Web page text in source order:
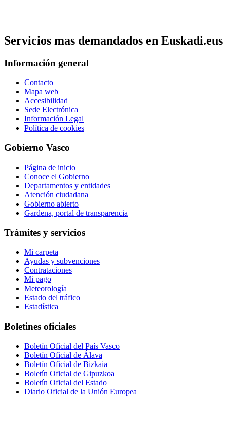
Servicios mas demandados en Euskadi.eus
Información general
Contacto
Mapa web
Accesibilidad
Sede Electrónica
Información Legal
Política de cookies
Gobierno Vasco
Página de inicio
Conoce el Gobierno
Departamentos y entidades
Atención ciudadana
Gobierno abierto
Gardena, portal de transparencia
Trámites y servicios
Mi carpeta
Ayudas y subvenciones
Contrataciones
Mi pago
Meteorología
Estado del tráfico
Estadística
Boletines oficiales
Boletín Oficial del País Vasco
Boletín Oficial de Álava
Boletín Oficial de Bizkaia
Boletín Oficial de Gipuzkoa
Boletín Oficial del Estado
Diario Oficial de la Unión Europea